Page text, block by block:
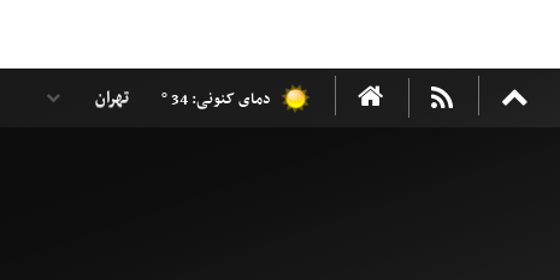
دمای کنونی: 34 °